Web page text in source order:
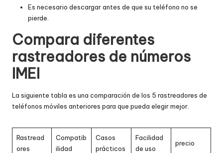
Es necesario descargar antes de que su teléfono no se
pierde.
Compara diferentes
rastreadores de números
IMEI
La siguiente tabla es una comparación de los 5 rastreadores de
teléfonos móviles anteriores para que pueda elegir mejor.
Rastread
ores
Compatib
ilidad
Casos
prácticos
Facilidad
de uso
precio